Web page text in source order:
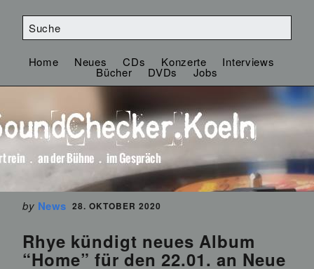
Home Neues CDs Konzerte Interviews
Bücher DVDs Jobs
by News 28. OKTOBER 2020
Rhye kündigt neues Album
“Home” für den 22.01. an Neue